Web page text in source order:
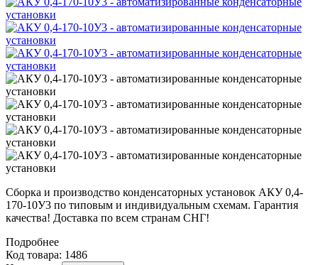
Сборка и производство конденсаторных установок АКУ 0,4-
170-10У3 по типовым и индивидуальным схемам. Гарантия
качества! Доставка по всем странам СНГ!
Подробнее
Код товара: 1486